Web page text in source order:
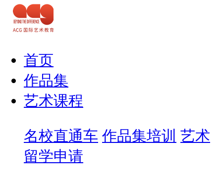
首页
作品集
艺术课程
名校直通车 作品集培训 艺术
留学申请